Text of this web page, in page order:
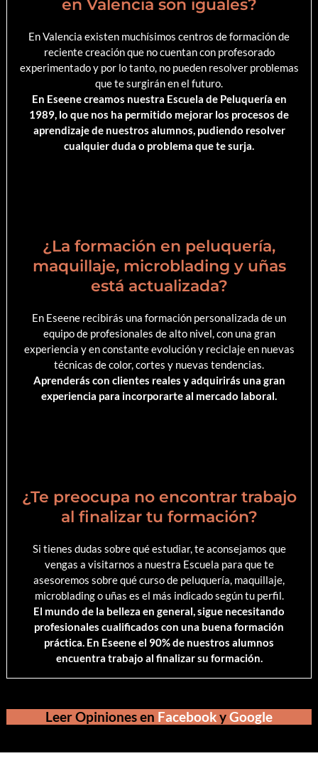
en Valencia son iguales?
En Valencia existen muchísimos centros de formación de
reciente creación que no cuentan con profesorado
experimentado y por lo tanto, no pueden resolver problemas
que te surgirán en el futuro.
En Eseene creamos nuestra Escuela de Peluquería en
1989, lo que nos ha permitido mejorar los procesos de
aprendizaje de nuestros alumnos, pudiendo resolver
cualquier duda o problema que te surja.
¿La formación en peluquería,
maquillaje, microblading y uñas
está actualizada?
En Eseene recibirás una formación personalizada de un
equipo de profesionales de alto nivel, con una gran
experiencia y en constante evolución y reciclaje en nuevas
técnicas de color, cortes y nuevas tendencias.
Aprenderás con clientes reales y adquirirás una gran
experiencia para incorporarte al mercado laboral.
¿Te preocupa no encontrar trabajo
al finalizar tu formación?
Si tienes dudas sobre qué estudiar, te aconsejamos que
vengas a visitarnos a nuestra Escuela para que te
asesoremos sobre qué curso de peluquería, maquillaje,
microblading o uñas es el más indicado según tu perfil.
El mundo de la belleza en general, sigue necesitando
profesionales cualificados con una buena formación
práctica. En Eseene el 90% de nuestros alumnos
encuentra trabajo al finalizar su formación.
Leer Opiniones en FacebookyGoogle